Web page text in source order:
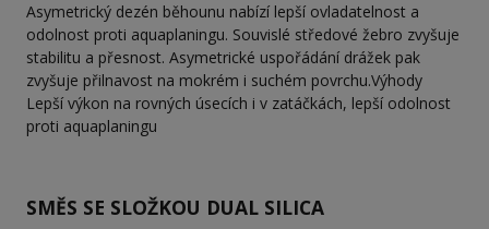
Asymetrický dezén běhounu nabízí lepší ovladatelnost a
odolnost proti aquaplaningu. Souvislé středové žebro zvyšuje
stabilitu a přesnost. Asymetrické uspořádání drážek pak
zvyšuje přilnavost na mokrém i suchém povrchu.Výhody
Lepší výkon na rovných úsecích i v zatáčkách, lepší odolnost
proti aquaplaningu
SMĚS SE SLOŽKOU DUAL SILICA